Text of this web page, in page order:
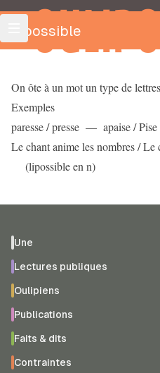
OULIPO
Lipossible
On ôte à un mot un type de
Exemples
paresse / presse –– apaise /
Le chant anime les nombres / Le
(lipossible en n)
Une
Lectures publiques
Oulipiens
Publications
Faits & dits
Contraintes